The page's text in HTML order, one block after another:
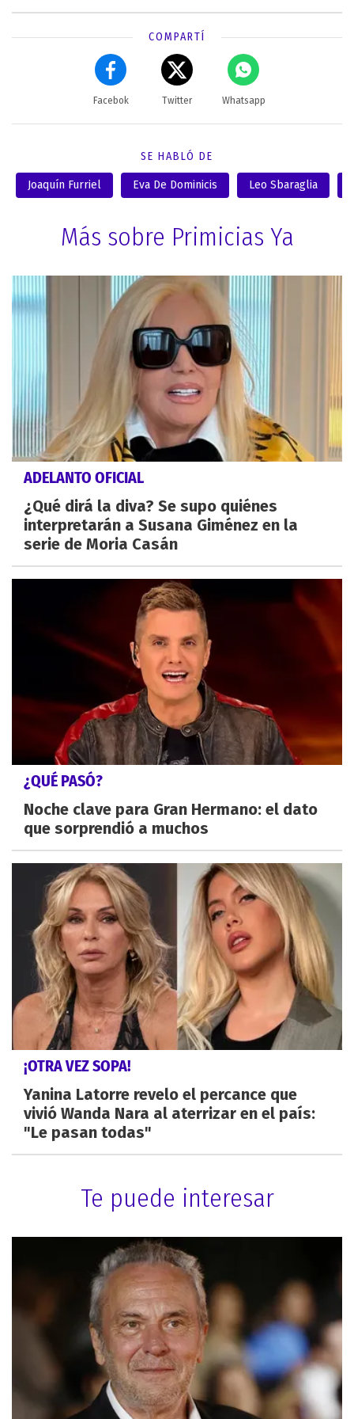
COMPARTÍ
Facebok Twitter Whatsapp
SE HABLÓ DE
Joaquín Furriel Eva De Dominicis Leo Sbaraglia
Más sobre Primicias Ya
ADELANTO OFICIAL
¿Qué dirá la diva? Se supo quiénes
interpretarán a Susana Giménez en la
serie de Moria Casán
¿QUÉ PASÓ?
Noche clave para Gran Hermano: el dato
que sorprendió a muchos
¡OTRA VEZ SOPA!
Yanina Latorre revelo el percance que
vivió Wanda Nara al aterrizar en el país:
"Le pasan todas"
Te puede interesar